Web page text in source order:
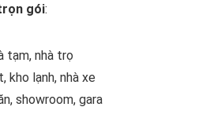
gói:
tạm, nhà trọ
kho lạnh, nhà xe
showroom, gara